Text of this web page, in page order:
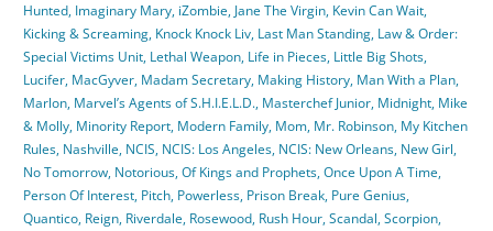
Hunted, Imaginary Mary, iZombie,Jane The Virgin, Kevin Can Wait,
Kicking & Screaming, Knock Knock Liv, Last Man Standing, Law & Order:
Special Victims Unit, Lethal Weapon, Life in Pieces, Little Big Shots,
Lucifer, MacGyver, Madam Secretary, Making History, Man With a Plan,
Marlon, Marvel’s Agents of S.H.I.E.L.D., Masterchef Junior, Midnight, Mike
& Molly, Minority Report, Modern Family, Mom, Mr. Robinson, My Kitchen
Rules, Nashville, NCIS, NCIS: Los Angeles, NCIS: New Orleans, New Girl,
No Tomorrow, Notorious,Of Kings and Prophets,Once Upon A Time,
Person Of Interest, Pitch, Powerless, Prison Break, Pure Genius,
Quantico, Reign, Riverdale, Rosewood, Rush Hour,Scandal,Scorpion,